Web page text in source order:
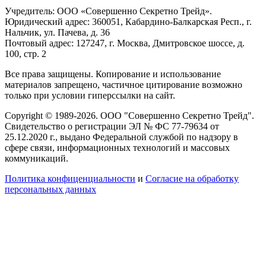
Учредитель: ООО «Совершенно Секретно Трейд».
Юридический адрес: 360051, Кабардино-Балкарская Респ., г.
Нальчик, ул. Пачева, д. 36
Почтовый адрес: 127247, г. Москва, Дмитровское шоссе, д.
100, стр. 2
Все права защищены. Копирование и использование
материалов запрещено, частичное цитирование возможно
только при условии гиперссылки на сайт.
Copyright © 1989-2026. ООО "Совершенно Секретно Трейд".
Свидетельство о регистрации ЭЛ № ФС 77-79634 от
25.12.2020 г., выдано Федеральной службой по надзору в
сфере связи, информационных технологий и массовых
коммуникаций.
Политика конфиценциальности и Согласие на обработку
персональных данных